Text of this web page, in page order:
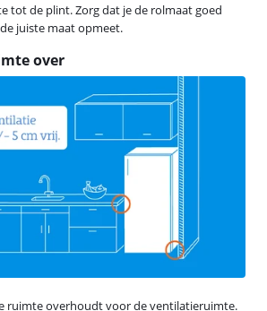
tot de plint. Zorg dat je de rolmaat goed
juiste maat opmeet.
over
ruimte overhoudt voor de ventilatieruimte.